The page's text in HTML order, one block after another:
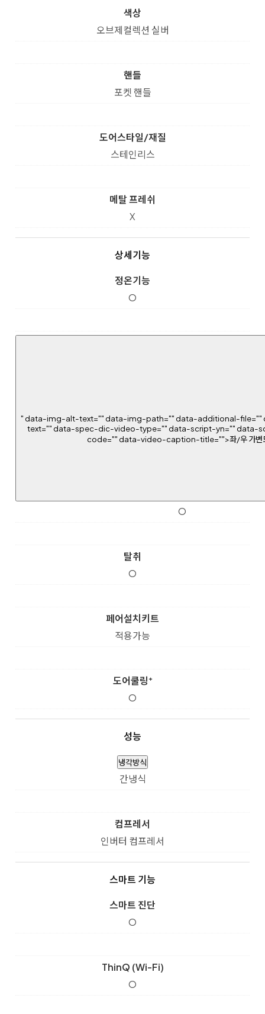
색상
오브제컬렉션 실버
핸들
포켓 핸들
도어스타일/재질
스테인리스
메탈 프레쉬
X
상세기능
정온기능
O
" data-img-alt-text="" data-img-path="" data-additional-
text="" data-spec-dic-video-type="" data-script-yn="" data-
code="" data-video-caption-title="">좌/우 가변
O
탈취
O
페어설치키트
적용가능
도어쿨링⁺
O
성능
냉각방식
간냉식
컴프레서
인버터 컴프레서
스마트 기능
스마트 진단
O
ThinQ (Wi-Fi)
O